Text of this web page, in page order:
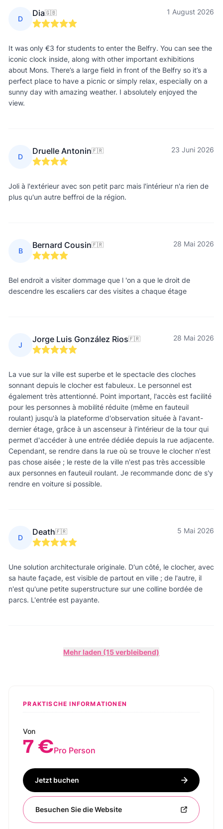
D
Dia🇬🇧 1 August 2026
It was only €3 for students to enter the Belfry. You can see the
iconic clock inside, along with other important exhibitions
about Mons. There’s a large field in front of the Belfry so it’s a
perfect place to have a picnic or simply relax, especially on a
sunny day with amazing weather. I absolutely enjoyed the
view.
D
Druelle Antonin🇫🇷 23 Juni 2026
Joli à l'extérieur avec son petit parc mais l'intérieur n'a rien de
plus qu'un autre beffroi de la région.
B
Bernard Cousin🇫🇷 28 Mai 2026
Bel endroit a visiter dommage que l 'on a que le droit de
descendre les escaliers car des visites a chaque étage
J
Jorge Luis González Rios🇫🇷 28 Mai 2026
La vue sur la ville est superbe et le spectacle des cloches
sonnant depuis le clocher est fabuleux. Le personnel est
également très attentionné. Point important, l'accès est facilité
pour les personnes à mobilité réduite (même en fauteuil
roulant) jusqu'à la plateforme d'observation située à l'avant-
dernier étage, grâce à un ascenseur à l'intérieur de la tour qui
permet d'accéder à une entrée dédiée depuis la rue adjacente.
Cependant, se rendre dans la rue où se trouve le clocher n'est
pas chose aisée ; le reste de la ville n'est pas très accessible
aux personnes en fauteuil roulant. Je recommande donc de s'y
rendre en voiture si possible.
D
Death🇫🇷 5 Mai 2026
Une solution architecturale originale. D'un côté, le clocher, avec
sa haute façade, est visible de partout en ville ; de l'autre, il
n'est qu'une petite superstructure sur une colline bordée de
parcs. L'entrée est payante.
Mehr laden (15 verbleibend)
PRAKTISCHE INFORMATIONEN
Von
7 €Pro Person
Jetzt buchen
Besuchen Sie die Website